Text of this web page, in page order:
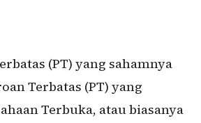
(PT) yang sahamnya
Terbatas (PT) yang
Terbuka, atau biasanya